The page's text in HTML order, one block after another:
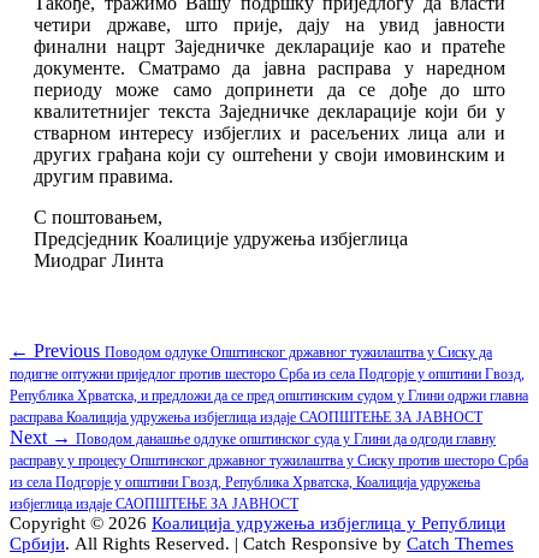
четири државе, што прије, дају на увид јавности
финални нацрт Заједничке декларације као и пратеће
документе. Сматрамо да јавна расправа у наредном
периоду може само допринети да се дође до што
квалитетнијег текста Заједничке декларације који би у
стварном интересу избјеглих и расељених лица али и
других грађана који су оштећени у своји имовинским и
другим правима.
С поштовањем,
Предсједник Коалиције удружења избјеглица
Миодраг Линта
Кретање
чланка
← Previous Previous
post:
Поводом одлуке Општинског државног тужилаштва у Сиску да
подигне оптужни приједлог против шесторо Срба из села Подгорје у општини Гвозд,
Република Хрватска, и предложи да се пред општинским судом у Глини одржи главна
расправа Коалиција удружења избјеглица издаје САОПШТЕЊЕ ЗА ЈАВНОСТ
Next → Next
post:
Поводом данашње одлуке општинског суда у Глини да одгоди главну
расправу у процесу Општинског државног тужилаштва у Сиску против шесторо Срба
из села Подгорје у општини Гвозд, Република Хрватска, Коалиција удружења
избјеглица издаје САОПШТЕЊЕ ЗА ЈАВНОСТ
Copyright © 2026 Коалиција удружења избјеглица у Републици
Србији. All Rights Reserved. | Catch Responsive by Catch Themes